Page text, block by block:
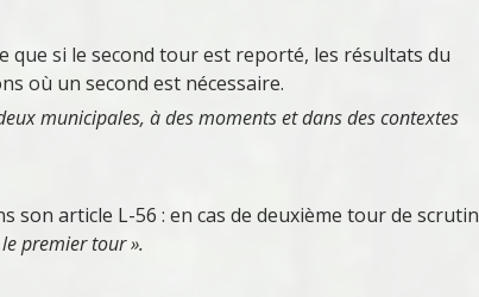
que si le second tour est reporté, les résultats du
où un second est nécessaire.
municipales, à des moments et dans des contextes
son article L-56 : en cas de deuxième tour de scrutin
premier tour ».